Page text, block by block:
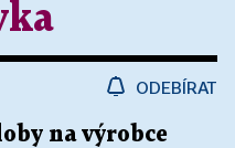
ODEBÍRAT
na výrobce